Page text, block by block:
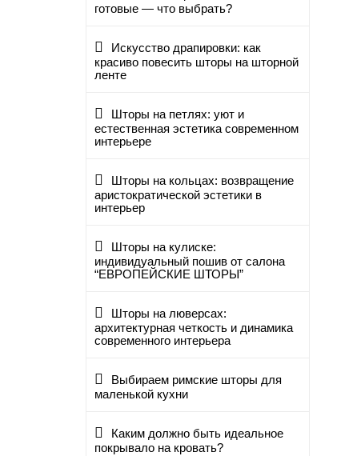
готовые — что выбрать?
Искусство драпировки: как
красиво повесить шторы на шторной
ленте
Шторы на петлях: уют и
естественная эстетика современном
интерьере
Шторы на кольцах: возвращение
аристократической эстетики в
интерьер
Шторы на кулиске:
индивидуальный пошив от салона
“ЕВРОПЕЙСКИЕ ШТОРЫ”
Шторы на люверсах:
архитектурная четкость и динамика
современного интерьера
Выбираем римские шторы для
маленькой кухни
Каким должно быть идеальное
покрывало на кровать?